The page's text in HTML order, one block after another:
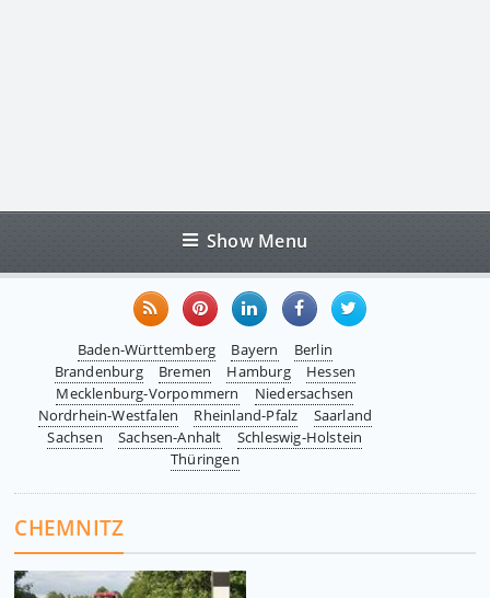
Show Menu
Baden-Württemberg Bayern
Berlin
Brandenburg
Bremen Hamburg
Hessen
Mecklenburg-Vorpommern
Niedersachsen
Nordrhein-Westfalen
Rheinland-Pfalz
Saarland
Sachsen
Sachsen-Anhalt
Schleswig-Holstein
Thüringen
CHEMNITZ